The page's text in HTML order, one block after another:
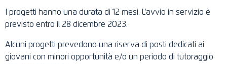
I progetti hanno una durata di 12 mesi. L’avvio in servizio è
previsto entro il 28 dicembre 2023.
Alcuni progetti prevedono una riserva di posti dedicati ai
giovani con minori opportunità e/o un periodo di tutoraggio